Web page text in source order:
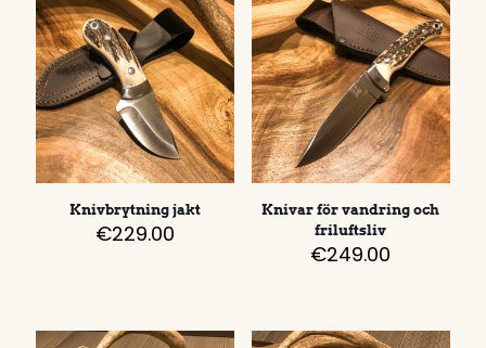
Knivbrytning jakt
€229.00
Knivar för vandring och
friluftsliv
€249.00